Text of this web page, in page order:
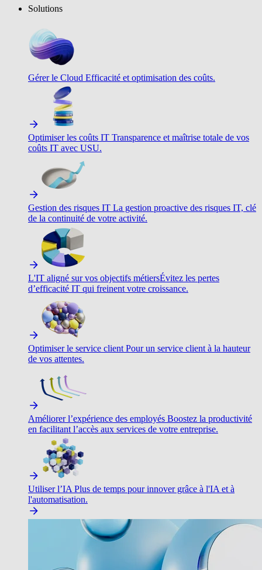
Solutions
Gérer le Cloud Efficacité et optimisation des coûts.
Optimiser les coûts IT Transparence et maîtrise totale de vos
coûts IT avec USU.
Gestion des risques IT La gestion proactive des risques IT, clé
de la continuité de votre activité.
L'IT aligné sur vos objectifs métiersÉvitez les pertes
d’efficacité IT qui freinent votre croissance.
Optimiser le service client Pour un service client à la hauteur
de vos attentes.
Améliorer l’expérience des employés Boostez la productivité
en facilitant l’accès aux services de votre entreprise.
Utiliser l’IA Plus de temps pour innover grâce à l'IA et à
l'automatisation.